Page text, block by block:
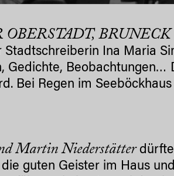
BRUNECK
Stadtschreiberin Ina Maria
Gedichte, Beobachtungen…
Bei Regen im Seeböckhaus
Martin Niederstätter
guten Geister im Haus